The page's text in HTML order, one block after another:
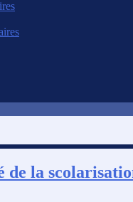
de la